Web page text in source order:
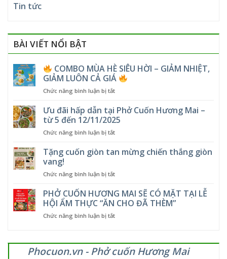
Tin tức
BÀI VIẾT NỔI BẬT
COMBO MÙA HÈ SIÊU HỜI – GIẢM NHIỆT,
GIẢM LUÔN CẢ GIÁ
Chức năng bình luận bị tắtở
COMBO
MÙA
HÈ
SIÊU
–
GIẢM
CẢ
GIÁ
Ưu đãi hấp dẫn tại Phở Cuốn Hương Mai –
từ 5 đến 12/11/2025
Chức năng bình luận bị tắtở
đãi
tại
Cuốn
Hương
–
đến
12/11/2025
Tặng cuốn giòn tan mừng chiến thắng giòn
vang!
Chức năng bình luận bị tắtở
cuốn
giòn
tan
mừng
giòn
vang!
PHỞ CUỐN HƯƠNG MAI SẼ CÓ MẶT TẠI LỄ
HỘI ẨM THỰC “ĂN CHO ĐÃ THÈM”
Chức năng bình luận bị tắtở
HƯƠNG
MAI
Phocuon.vn - Phở cuốn Hương Mai